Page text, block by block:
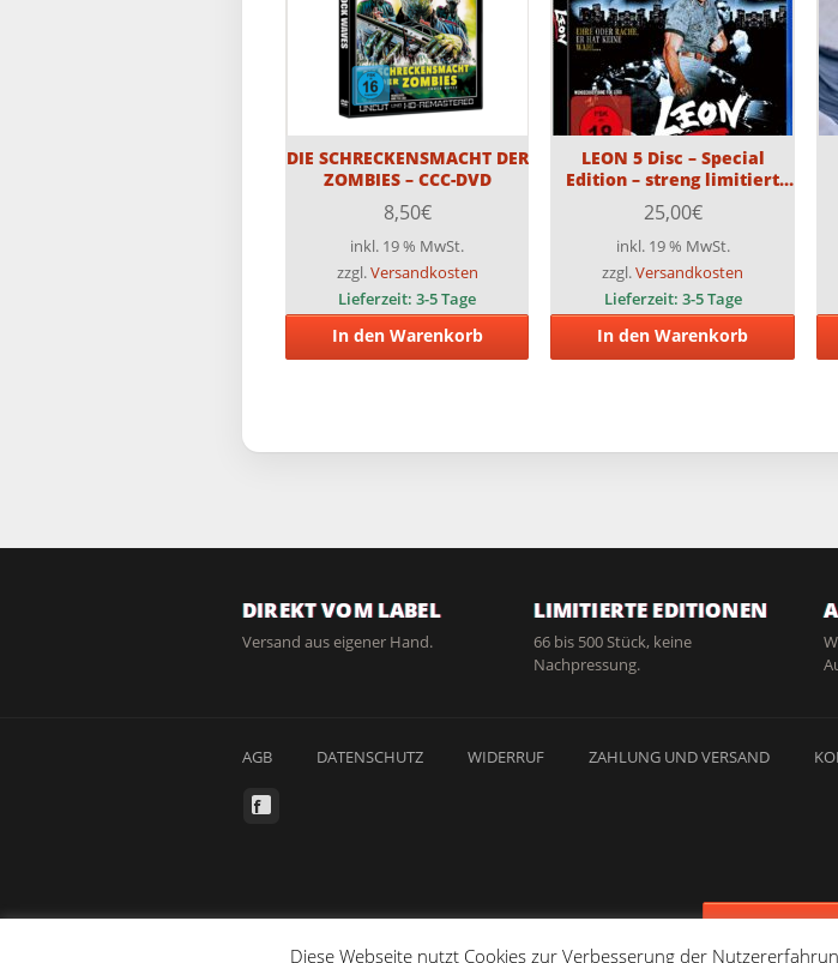
DIE SCHRECKENSMACHT DER
ZOMBIES – CCC-DVD
8,50€
inkl. 19 % MwSt.
zzgl.Versandkosten
Lieferzeit:3-5 Tage
In den Warenkorb
LEON 5 Disc – Special
Edition – streng limitiert
auf 400 Stück
25,00€
inkl. 19 % MwSt.
zzgl.Versandkosten
Lieferzeit: 3-5 Tage
In den Warenkorb
DIREKT VOM LABEL
Versand aus eigener Hand.
LIMITIERTE EDITIONEN
66 bis 500 Stück, keine
Nachpressung.
AGB DATENSCHUTZ WIDERRUF ZAHLUNG UND VERSAND
Vertrag
Diese Webseite nutzt Cookies zur Verbesserung der